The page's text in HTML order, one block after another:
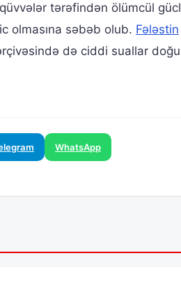
tərəfindən ölümcül
olmasına səbəb olub. Fələstin
də ciddi suallar
WhatsApp